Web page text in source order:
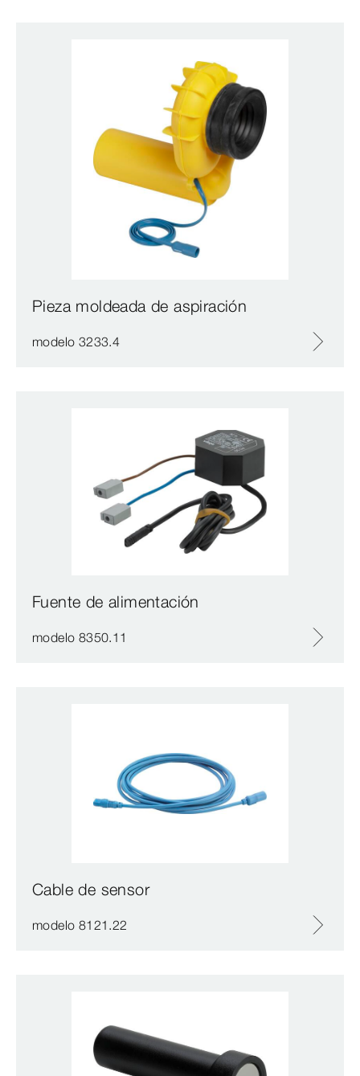
Pieza moldeada de aspiración
modelo 3233.4
Fuente de alimentación
modelo 8350.11
Cable de sensor
modelo 8121.22